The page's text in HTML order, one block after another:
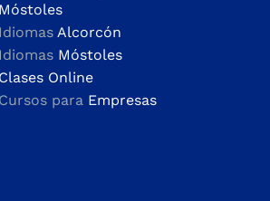
Móstoles
IdiomasAlcorcón
Idiomas Móstoles
Clases Online
Cursos para Empresas